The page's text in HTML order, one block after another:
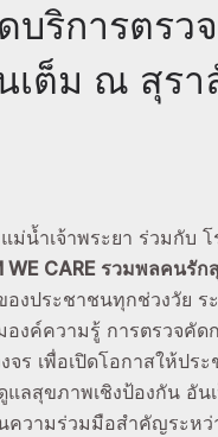
บริการตรว
เต็ม ณ สุร
ม่น้ำเจ้าพระยา ร่วมกับ
WE CARE รวมพลคนรั
งประชาชนทุกช่วงวัย ร
งค์ความรู้ การตรวจคั
ร เพื่อเปิดโอกาสให้ปร
แลสุขภาพเชิงป้องกัน
ความร่วมมือสำคัญระห